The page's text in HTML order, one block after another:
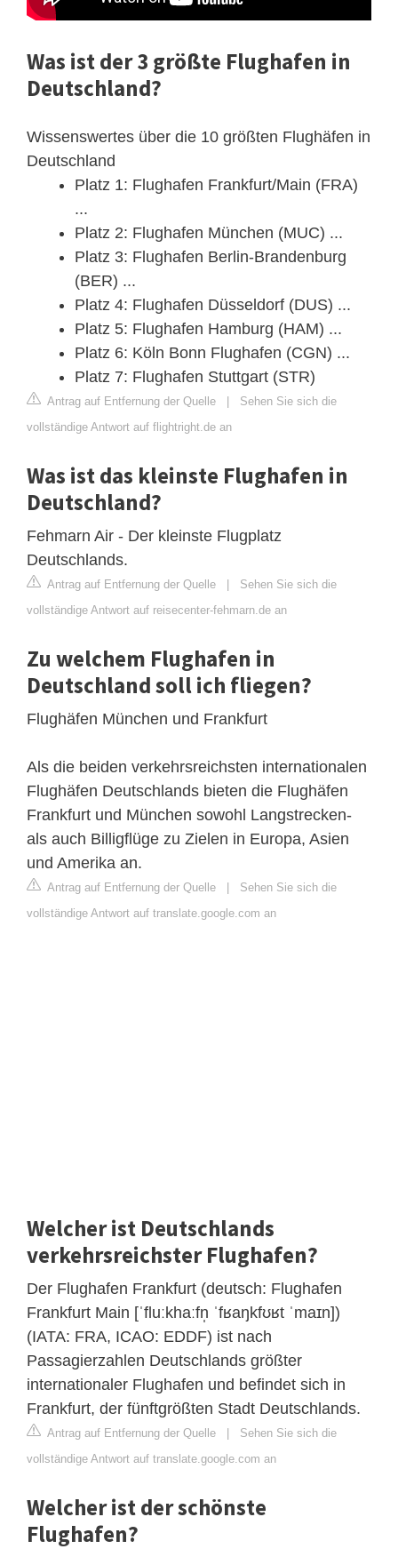
Was ist der 3 größte Flughafen in
Deutschland?
Wissenswertes über die 10 größten Flughäfen in
Deutschland
Platz 1: Flughafen Frankfurt/Main (FRA)
...
Platz 2: Flughafen München (MUC) ...
Platz 3: Flughafen Berlin-Brandenburg
(BER) ...
Platz 4: Flughafen Düsseldorf (DUS) ...
Platz 5: Flughafen Hamburg (HAM) ...
Platz 6: Köln Bonn Flughafen (CGN) ...
Platz 7: Flughafen Stuttgart (STR)
Antrag auf Entfernung der Quelle | Sehen Sie sich die
vollständige Antwort auf flightright.de an
Was ist das kleinste Flughafen in
Deutschland?
Fehmarn Air - Der kleinste Flugplatz
Deutschlands.
Antrag auf Entfernung der Quelle | Sehen Sie sich die
vollständige Antwort auf reisecenter-fehmarn.de an
Zu welchem ​​Flughafen in
Deutschland soll ich fliegen?
Flughäfen München und Frankfurt
Als die beiden verkehrsreichsten internationalen
Flughäfen Deutschlands bieten die Flughäfen
Frankfurt und München sowohl Langstrecken-
als auch Billigflüge zu Zielen in Europa, Asien
und Amerika an.
Antrag auf Entfernung der Quelle | Sehen Sie sich die
vollständige Antwort auf translate.google.com an
Welcher ist Deutschlands
verkehrsreichster Flughafen?
Der Flughafen Frankfurt (deutsch: Flughafen
Frankfurt Main [ˈfluːkhaːfn̩ ˈfʁaŋkfʊʁt ˈmaɪn])
(IATA: FRA, ICAO: EDDF) ist nach
Passagierzahlen Deutschlands größter
internationaler Flughafen und befindet sich in
Frankfurt, der fünftgrößten Stadt Deutschlands.
Antrag auf Entfernung der Quelle | Sehen Sie sich die
vollständige Antwort auf translate.google.com an
Welcher ist der schönste
Flughafen?